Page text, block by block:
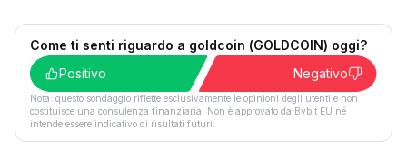
Come ti senti riguardo a goldcoin (GOLDCOIN) oggi?
Positivo
Negativo
Nota: questo sondaggio riflette esclusivamente le opinioni degli utenti e non
costituisce una consulenza finanziaria. Non è approvato da Bybit EU né
intende essere indicativo di risultati futuri.